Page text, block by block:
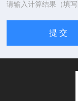
请输入计算结果（填